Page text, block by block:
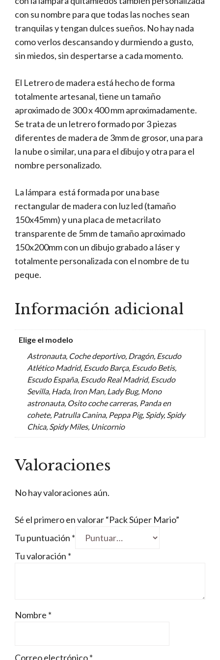
con su nombre para que todas las noches sean
tranquilas y tengan dulces sueños. No hay nada
como verlos descansando y durmiendo a gusto,
sin miedos, sin despertarse a cada momento.
El Letrero de madera está hecho de forma
totalmente artesanal, tiene un tamaño
aproximado de 300 x 400 mm aproximadamente.
Se trata de un letrero formado por 3 piezas
diferentes de madera de 3mm de grosor, una para
la nube o similar, una para el dibujo y otra para el
nombre personalizado.
La lámpara está formada por una base
rectangular de madera con luz led (tamaño
150x45mm) y una placa de metacrilato
transparente de 5mm de tamaño aproximado
150x200mm con un dibujo grabado a láser y
totalmente personalizada con el nombre de tu
peque.
Información adicional
Elige el modelo
Astronauta, Coche deportivo, Dragón, Escudo
Atlético Madrid, Escudo Barça, Escudo Betis,
Escudo España, Escudo Real Madrid, Escudo
Sevilla, Hada, Iron Man, Lady Bug, Mono
astronauta, Osito coche carreras, Panda en
cohete, Patrulla Canina, Peppa Pig, Spidy, Spidy
Chica, Spidy Miles, Unicornio
Valoraciones
No hay valoraciones aún.
Sé el primero en valorar “Pack Súper Mario”
Tu puntuación *
Tu valoración *
Nombre *
Correo electrónico*